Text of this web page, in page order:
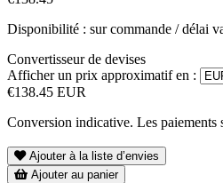
Disponibilité : sur commande / délai
Convertisseur de devises
Afficher un prix approximatif en :
€138.45 EUR
Conversion indicative. Les paiements
Ajouter à la liste d’envies
Ajouter au panier